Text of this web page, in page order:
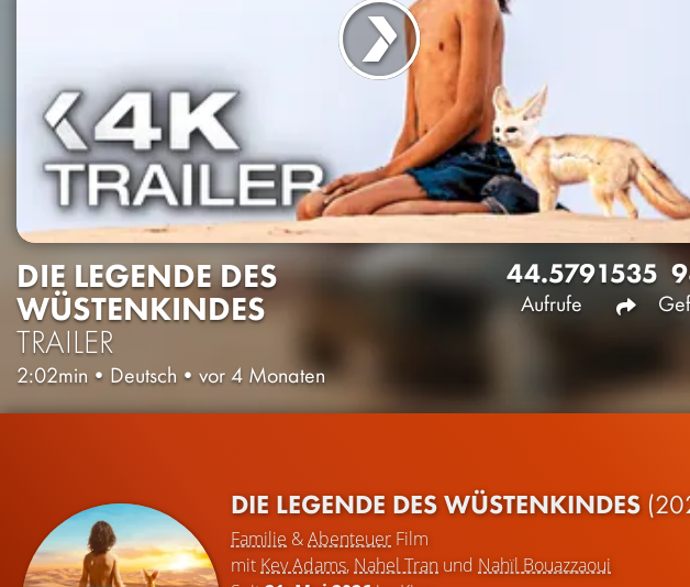
DIE LEGENDE DES
WÜSTENKINDES
TRAILER
2:02min • Deutsch • vor 4 Monaten
44.579
Aufrufe
1535
DIE LEGENDE DES WÜSTENKINDES
Familie &Abenteuer Film
mit Kev Adams, Nahel Tran und Nahïl Bouazzaoui